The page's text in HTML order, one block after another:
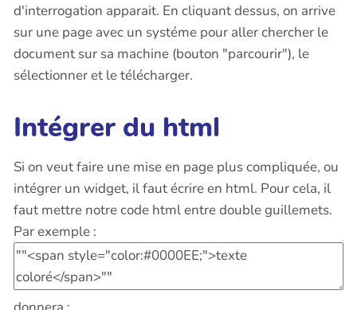
d'interrogation apparait. En cliquant dessus, on arrive
sur une page avec un systéme pour aller chercher le
document sur sa machine (bouton "parcourir"), le
sélectionner et le télécharger.
Intégrer du html
Si on veut faire une mise en page plus compliquée, ou
intégrer un widget, il faut écrire en html. Pour cela, il
faut mettre notre code html entre double guillemets.
Par exemple :